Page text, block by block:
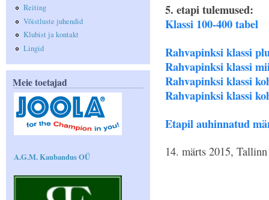
Reiting
Võistluste juhendid
Klubist ja kontakt
Lingid
Meie toetajad
A.G.M. Kaubandus OÜ
5. etapi tulemused:
Klassi 100-400 tabel
Rahvapinksi klassi
Rahvapinksi klassi
Rahvapinksi klassi
Rahvapinksi klassi
Etapil auhinnatud
14. märts 2015, Tallinn